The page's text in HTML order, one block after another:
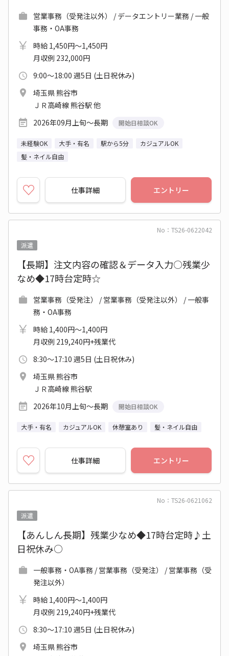
営業事務（受発注以外） / データエントリー業務 / 一般
事務・OA事務
時給 1,450円～1,450円
月収例 232,000円
9:00～18:00 週5日 (土日祝休み)
埼玉県 熊谷市
ＪＲ高崎線 熊谷駅 他
2026年09月上旬～長期
開始日相談OK
未経験OK 大手・有名 駅から5分
カジュアルOK
髪・ネイル自由
仕事詳細 エントリー
No：TS26-0622042
派遣
【長期】注文内容の確認＆データ入力○残業少
なめ◆17時台定時☆
営業事務（受発注） / 営業事務（受発注以外） / 一般事
務・OA事務
時給 1,400円～1,400円
月収例 219,240円+残業代
8:30～17:10 週5日 (土日祝休み)
埼玉県 熊谷市
ＪＲ高崎線 熊谷駅
2026年10月上旬～長期
開始日相談OK
大手・有名 カジュアルOK 休憩室あり 髪・ネイル自由
仕事詳細 エントリー
No：TS26-0621062
派遣
【あんしん長期】残業少なめ◆17時台定時♪土
日祝休み○
一般事務・OA事務 / 営業事務（受発注） / 営業事務（受
発注以外）
時給 1,400円～1,400円
月収例 219,240円+残業代
8:30～17:10 週5日 (土日祝休み)
埼玉県 熊谷市